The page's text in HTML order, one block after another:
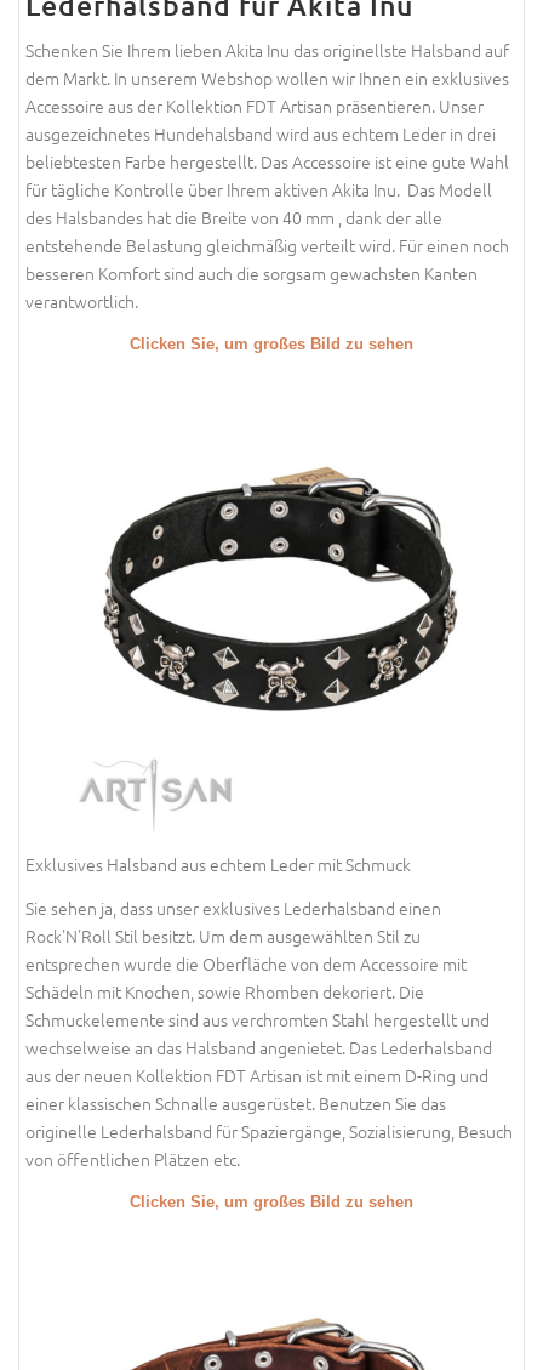
Schenken Sie Ihrem lieben Akita Inu das originellste Halsband auf
dem Markt. In unserem Webshop wollen wir Ihnen ein exklusives
Accessoire aus der Kollektion FDT Artisan präsentieren. Unser
ausgezeichnetes Hundehalsband wird aus echtem Leder in drei
beliebtesten Farbe hergestellt. Das Accessoire ist eine gute Wahl
für tägliche Kontrolle über Ihrem aktiven Akita Inu. Das Modell
des Halsbandes hat die Breite von 40 mm , dank der alle
entstehende Belastung gleichmäßig verteilt wird. Für einen noch
besseren Komfort sind auch die sorgsam gewachsten Kanten
verantwortlich.
Clicken Sie, um großes Bild zu sehen
Exklusives Halsband aus echtem Leder mit Schmuck
Sie sehen ja, dass unser exklusives Lederhalsband einen
Rock'N'Roll Stil besitzt. Um dem ausgewählten Stil zu
entsprechen wurde die Oberfläche von dem Accessoire mit
Schädeln mit Knochen, sowie Rhomben dekoriert. Die
Schmuckelemente sind aus verchromten Stahl hergestellt und
wechselweise an das Halsband angenietet. Das Lederhalsband
aus der neuen Kollektion FDT Artisan ist mit einem D-Ring und
einer klassischen Schnalle ausgerüstet. Benutzen Sie das
originelle Lederhalsband für Spaziergänge, Sozialisierung, Besuch
von öffentlichen Plätzen etc.
Clicken Sie, um großes Bild zu sehen